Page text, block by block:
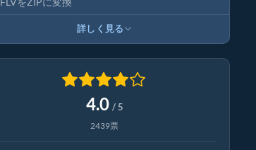
詳しく見る
4.0 / 5
2439票